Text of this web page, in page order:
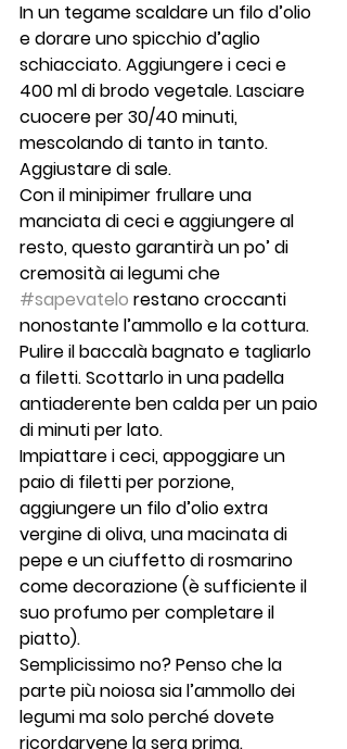
In un tegame scaldare un filo d’olio
e dorare uno spicchio d’aglio
schiacciato. Aggiungere i ceci e
400 ml di brodo vegetale. Lasciare
cuocere per 30/40 minuti,
mescolando di tanto in tanto.
Aggiustare di sale.
Con il minipimer frullare una
manciata di ceci e aggiungere al
resto, questo garantirà un po’ di
cremosità ai legumi che
#sapevatelo restano croccanti
nonostante l’ammollo e la cottura.
Pulire il baccalà bagnato e tagliarlo
a filetti. Scottarlo in una padella
antiaderente ben calda per un paio
di minuti per lato.
Impiattare i ceci, appoggiare un
paio di filetti per porzione,
aggiungere un filo d’olio extra
vergine di oliva, una macinata di
pepe e un ciuffetto di rosmarino
come decorazione (è sufficiente il
suo profumo per completare il
piatto).
Semplicissimo no? Penso che la
parte più noiosa sia l’ammollo dei
legumi ma solo perché dovete
ricordarvene la sera prima.